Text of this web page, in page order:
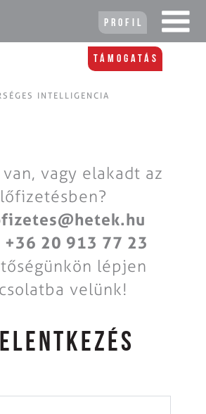
Profil
Támogatás
INTELLIGENCIA
vagy elakadt az
+36 20 913 77 23
lépjen
velünk!